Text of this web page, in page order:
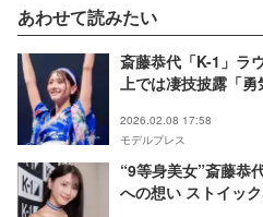
あわせて読みたい
斎藤恭代「K-1」ラ
上では凄技披露「
2026.02.08 17:58
モデルプレス
“9等身美女”斎藤恭
への想い ストイッ